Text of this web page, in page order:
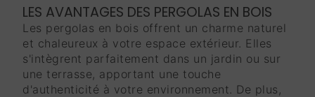
LES AVANTAGES DES PERGOLAS EN BOIS
Les pergolas en bois offrent un charme naturel
et chaleureux à votre espace extérieur. Elles
s'intègrent parfaitement dans un jardin ou sur
une terrasse, apportant une touche
d'authenticité à votre environnement. De plus,